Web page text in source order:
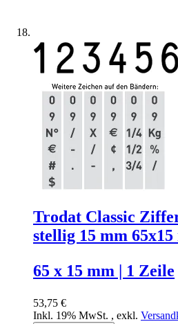
Trodat Classic
stellig 15 mm 65x15
65 x 15 mm | 1 Zeile
53,75 €
Inkl. 19% MwSt. , exkl.